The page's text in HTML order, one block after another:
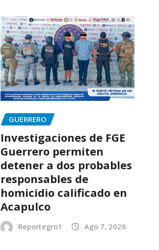
GUERRERO
Investigaciones de FGE
Guerrero permiten
detener a dos probables
responsables de
homicidio calificado en
Acapulco
Reportegro1 Ago 7, 2026